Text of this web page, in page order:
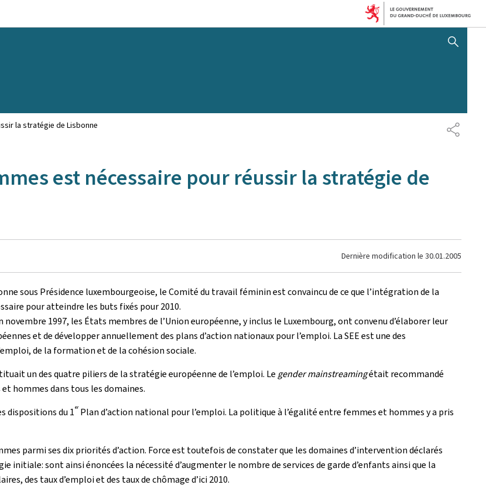
AFFICHER / MASQUER
la stratégie de Lisbonne
est nécessaire pour réussir la stratégie de
Dernière modification le 30.01.2005
sous Présidence luxembourgeoise, le Comité du travail féminin est convaincu de ce que l’intégration de la
pour atteindre les buts fixés pour 2010.
1997, les États membres de l’Union européenne, y inclus le Luxembourg, ont convenu d’élaborer leur
et de développer annuellement des plans d’action nationaux pour l’emploi. La SEE est une des
de la formation et de la cohésion sociale.
un des quatre piliers de la stratégie européenne de l’emploi. Le gender mainstreamingétait recommandé
hommes dans tous les domaines.
dispositions du 1er Plan d’action national pour l’emploi. La politique à l’égalité entre femmes et hommes y a pris
parmi ses dix priorités d’action. Force est toutefois de constater que les domaines d’intervention déclarés
sont ainsi énoncées la nécessité d’augmenter le nombre de services de garde d’enfants ainsi que la
des taux d’emploi et des taux de chômage d’ici 2010.